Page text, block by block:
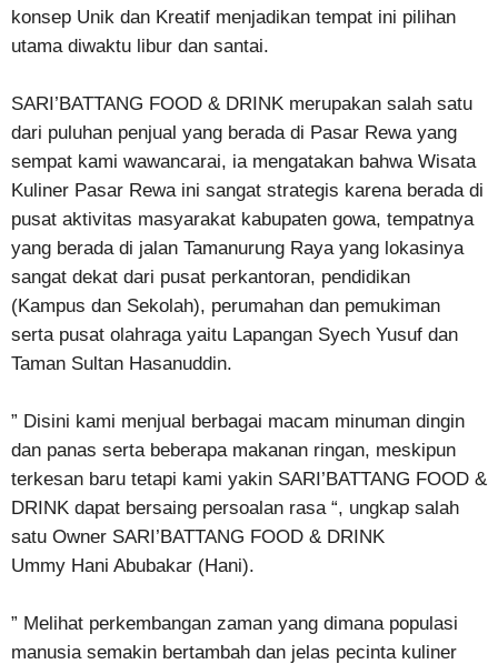
konsep Unik dan Kreatif menjadikan tempat ini pilihan
utama diwaktu libur dan santai.
SARI’BATTANG FOOD & DRINK merupakan salah satu
dari puluhan penjual yang berada di Pasar Rewa yang
sempat kami wawancarai, ia mengatakan bahwa Wisata
Kuliner Pasar Rewa ini sangat strategis karena berada di
pusat aktivitas masyarakat kabupaten gowa, tempatnya
yang berada di jalan Tamanurung Raya yang lokasinya
sangat dekat dari pusat perkantoran, pendidikan
(Kampus dan Sekolah), perumahan dan pemukiman
serta pusat olahraga yaitu Lapangan Syech Yusuf dan
Taman Sultan Hasanuddin.
” Disini kami menjual berbagai macam minuman dingin
dan panas serta beberapa makanan ringan, meskipun
terkesan baru tetapi kami yakin SARI’BATTANG FOOD &
DRINK dapat bersaing persoalan rasa “, ungkap salah
satu Owner SARI’BATTANG FOOD & DRINK
Ummy Hani Abubakar (Hani).
” Melihat perkembangan zaman yang dimana populasi
manusia semakin bertambah dan jelas pecinta kuliner